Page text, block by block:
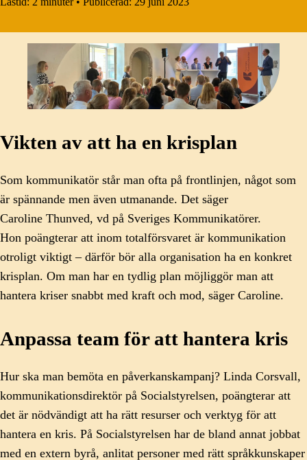
Vikten av att ha en krisplan
Som kommunikatör står man ofta på frontlinjen, något som
är spännande men även utmanande. Det säger
Caroline Thunved, vd på Sveriges Kommunikatörer.
Hon poängterar att inom totalförsvaret är kommunikation
otroligt viktigt – därför bör alla organisation ha en konkret
krisplan. Om man har en tydlig plan möjliggör man att
hantera kriser snabbt med kraft och mod, säger Caroline.
Anpassa team för att hantera kris
Hur ska man bemöta en påverkanskampanj? Linda Corsvall,
kommunikationsdirektör på Socialstyrelsen, poängterar att
det är nödvändigt att ha rätt resurser och verktyg för att
hantera en kris. På Socialstyrelsen har de bland annat jobbat
med en extern byrå, anlitat personer med rätt språkkunskaper